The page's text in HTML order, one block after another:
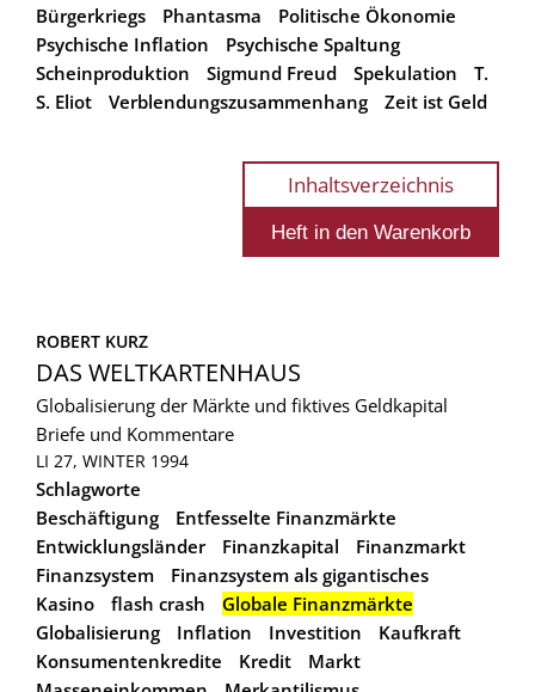
Bürgerkriegs
Phantasma
Politische Ökonomie
Psychische Inflation
Psychische Spaltung
Scheinproduktion
Sigmund Freud Spekulation
T.
S. Eliot
Verblendungszusammenhang Zeit ist Geld
Inhaltsverzeichnis
ROBERT KURZ
DAS WELTKARTENHAUS
Globalisierung der Märkte und fiktives Geldkapital
Briefe und Kommentare
LI 27, WINTER 1994
Schlagworte
Beschäftigung
Entfesselte Finanzmärkte
Entwicklungsländer
Finanzkapital
Finanzmarkt
Finanzsystem
Finanzsystem als gigantisches
Kasino
flash crash
Globale Finanzmärkte
Globalisierung
Inflation Investition
Kaufkraft
Konsumentenkredite
Kredit
Markt